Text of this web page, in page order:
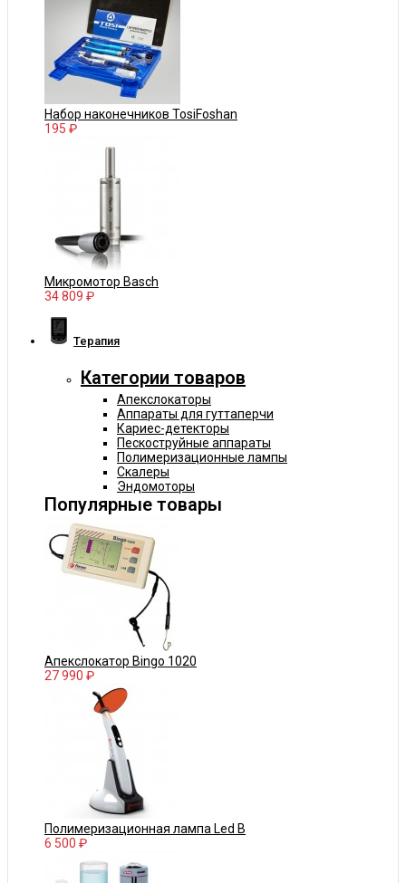
Набор наконечников TosiFoshan
195 ₽
Микромотор Basch
34 809 ₽
Терапия
Категории товаров
Апекслокаторы
Аппараты для гуттаперчи
Кариес-детекторы
Пескоструйные аппараты
Полимеризационные лампы
Скалеры
Эндомоторы
Популярные товары
Апекслокатор Bingo 1020
27 990 ₽
Полимеризационная лампа Led B
6 500 ₽